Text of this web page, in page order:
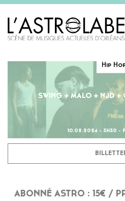
Hip
SWING + MALO + NJD +
10.02.2024 - 3H30 -
ABONNÉ ASTRO : 15€ /